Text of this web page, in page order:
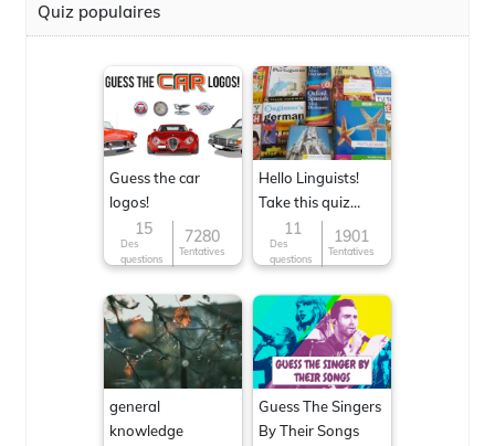
Quiz populaires
Guess the car
logos!
15
Des
questions
7280
Tentatives
Hello Linguists!
Take this quiz
now!11
Des
questions
1901
Tentatives
general
knowledge
Guess The Singers
By Their Songs